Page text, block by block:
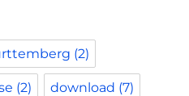
(2)
(2) download (7)